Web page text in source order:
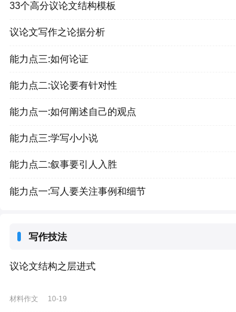
33个高分议论文结构模板
议论文写作之论据分析
能力点三:如何论证
能力点二:议论要有针对性
能力点一:如何阐述自己的观点
能力点三:学写小小说
能力点二:叙事要引人入胜
能力点一:写人要关注事例和细节
写作技法
议论文结构之层进式
材料作文 10-19